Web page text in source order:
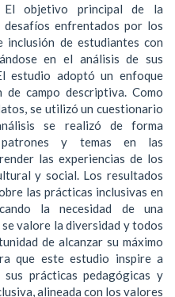
El objetivo principal de la
enfrentados por los
inclusión de estudiantes con
en el análisis de sus
estudio adoptó un enfoque
campo descriptiva. Como
se utilizó un cuestionario
se realizó de forma
patrones y temas en las
las experiencias de los
y social. Los resultados
las prácticas inclusivas en
la necesidad de una
valore la diversidad y todos
de alcanzar su máximo
que este estudio inspire a
prácticas pedagógicas y
alineada con los valores